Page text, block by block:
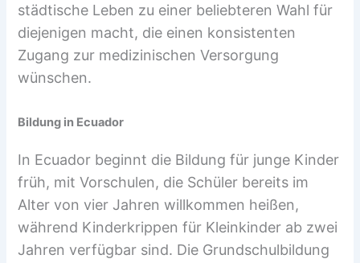
städtische Leben zu einer beliebteren Wahl für
diejenigen macht, die einen konsistenten
Zugang zur medizinischen Versorgung
wünschen.
Bildung in Ecuador
In Ecuador beginnt die Bildung für junge Kinder
früh, mit Vorschulen, die Schüler bereits im
Alter von vier Jahren willkommen heißen,
während Kinderkrippen für Kleinkinder ab zwei
Jahren verfügbar sind. Die Grundschulbildung